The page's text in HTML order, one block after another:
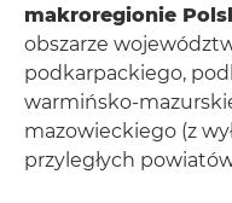
makroregionie
obszarze
podkarpackiego,
warmińsko-
mazowieckiego (z
przyległych